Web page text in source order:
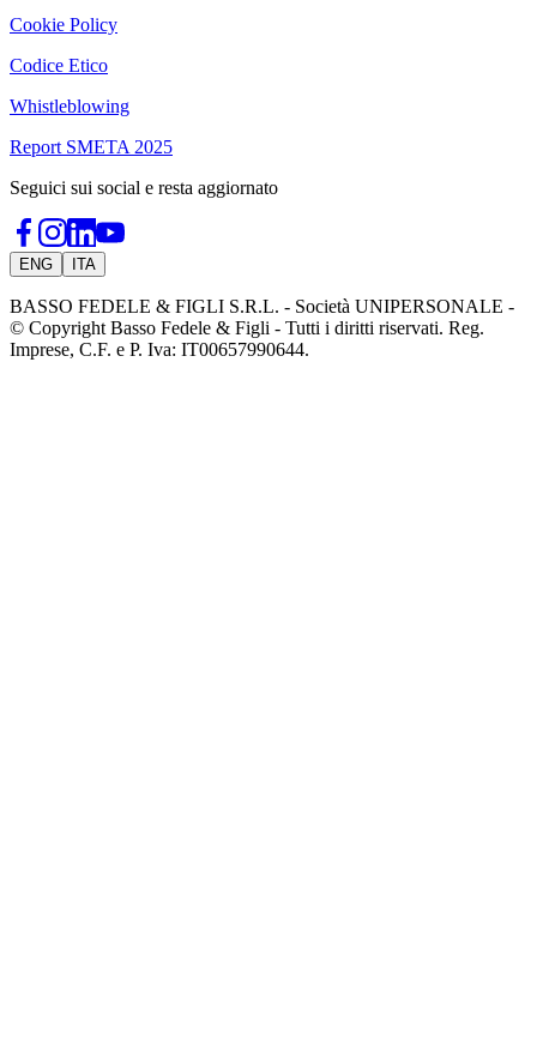
Cookie Policy
Codice Etico
Whistleblowing
Report SMETA 2025
Seguici sui social e resta aggiornato
ENG ITA
BASSO FEDELE & FIGLI S.R.L. - Società UNIPERSONALE -
© Copyright Basso Fedele & Figli - Tutti i diritti riservati. Reg.
Imprese, C.F. e P. Iva: IT00657990644.